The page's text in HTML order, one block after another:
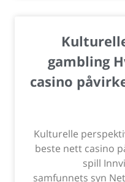
gambling
casino
Kulturelle
beste nett casino
spill
samfunnets syn